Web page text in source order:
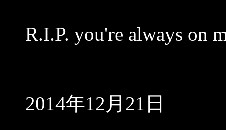
R.I.P. you're always on
2014年12月21日